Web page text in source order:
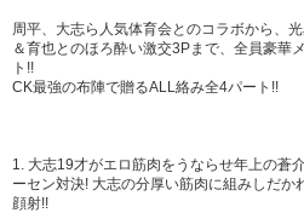
周平、大志ら人気体育会とのコラボから、
＆育也とのほろ酔い激交3Pまで、全員豪華
ト!!
CK最強の布陣で贈るALL絡み全4パート!!
1. 大志19才がエロ筋肉をうならせ年上の蒼
ーセン対決! 大志の分厚い筋肉に組みしだか
顔射!!